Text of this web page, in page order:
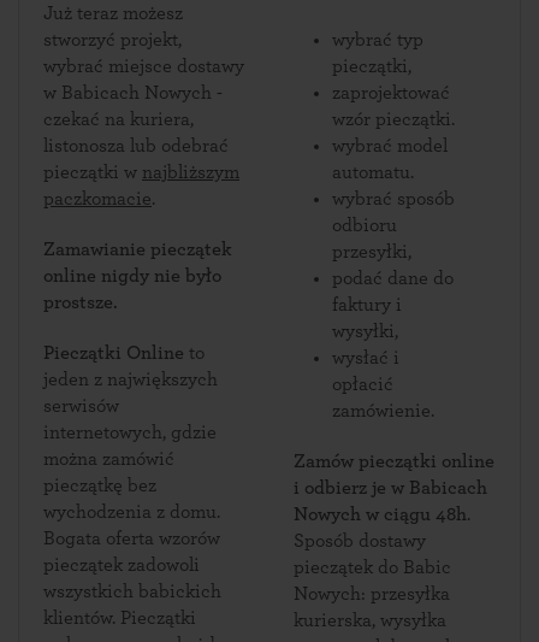
Już teraz możesz
stworzyć projekt,
wybrać miejsce dostawy
w Babicach Nowych -
czekać na kuriera,
listonosza lub odebrać
pieczątki w najbliższym
paczkomacie.
Zamawianie pieczątek
online nigdy nie było
prostsze.
Pieczątki Online to
jeden z największych
serwisów
internetowych, gdzie
można zamówić
pieczątkę bez
wychodzenia z domu.
Bogata oferta wzorów
pieczątek zadowoli
wszystkich babickich
klientów. Pieczątki
wybrać typ
pieczątki,
zaprojektować
wzór pieczątki.
wybrać model
automatu.
wybrać sposób
odbioru
przesyłki,
podać dane do
faktury i
wysyłki,
wysłać i
opłacić
zamówienie.
Zamów pieczątki online
i odbierz je w Babicach
Nowych w ciągu 48h.
Sposób dostawy
pieczątek do Babic
Nowych: przesyłka
kurierska, wysyłka